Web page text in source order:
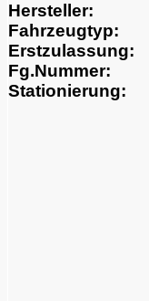
Hersteller:
Fahrzeugtyp:
Erstzulassung:
Fg.Nummer:
Stationierung: